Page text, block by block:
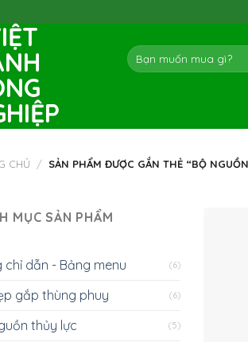
Tìm
kiếm:
CHỦ / SẢN PHẨM ĐƯỢC GẮN THẺ “BỘ
MỤC SẢN PHẨM
chỉ dẫn - Bảng menu (6)
gắp thùng phuy (6)
thủy lực (5)